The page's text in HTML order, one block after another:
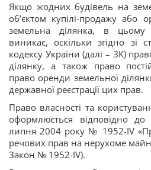
Якщо жодних будівель на
об’єктом купілі-продажу або
земельна ділянка, в
виникає, оскільки згідно зі
кодексу України (далі – ЗК)
ділянку, а також право
право оренди земельної
державної реєстрації цих прав.
Право власності та
оформлюється відповідно
липня 2004 року № 1952-IV
речових прав на нерухоме
Закон № 1952-IV).